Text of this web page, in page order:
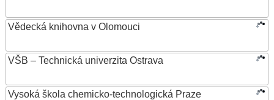
Vědecká knihovna v Olomouci
VŠB – Technická univerzita Ostrava
Vysoká škola chemicko-technologická Praze